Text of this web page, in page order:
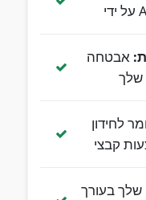
אבטחה
לחידון
שלך בעורך